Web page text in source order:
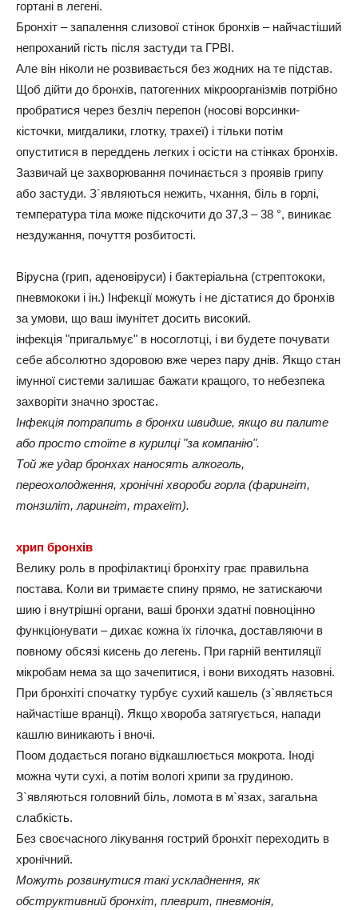
гортані в легені.
Бронхіт – запалення слизової стінок бронхів – найчастіший
непроханий гість після застуди та ГРВІ.
Але він ніколи не розвивається без жодних на те підстав.
Щоб дійти до бронхів, патогенних мікроорганізмів потрібно
пробратися через безліч перепон (носові ворсинки-
кісточки, мигдалики, глотку, трахеї) і тільки потім
опуститися в переддень легких і осісти на стінках бронхів.
Зазвичай це захворювання починається з проявів грипу
або застуди. З`являються нежить, чхання, біль в горлі,
температура тіла може підскочити до 37,3 – 38 °, виникає
нездужання, почуття розбитості.
Вірусна (грип, аденовіруси) і бактеріальна (стрептококи,
пневмококи і ін.) Інфекції можуть і не дістатися до бронхів
за умови, що ваш імунітет досить високий.
інфекція "пригальмує" в носоглотці, і ви будете почувати
себе абсолютно здоровою вже через пару днів. Якщо стан
імунної системи залишає бажати кращого, то небезпека
захворіти значно зростає.
Інфекція потрапить в бронхи швидше, якщо ви палите
або просто стоїте в курилці "за компанію".
Той же удар бронхах наносять алкоголь,
переохолодження, хронічні хвороби горла (фарингіт,
тонзиліт, ларингіт, трахеїт).
хрип бронхів
Велику роль в профілактиці бронхіту грає правильна
постава. Коли ви тримаєте спину прямо, не затискаючи
шию і внутрішні органи, ваші бронхи здатні повноцінно
функціонувати – дихає кожна їх гілочка, доставляючи в
повному обсязі кисень до легень. При гарній вентиляції
мікробам нема за що зачепитися, і вони виходять назовні.
При бронхіті спочатку турбує сухий кашель (з`являється
найчастіше вранці). Якщо хвороба затягується, напади
кашлю виникають і вночі.
Поом додається погано відкашлюється мокрота. Іноді
можна чути сухі, а потім вологі хрипи за грудиною.
З`являються головний біль, ломота в м`язах, загальна
слабкість.
Без своєчасного лікування гострий бронхіт переходить в
хронічний.
Можуть розвинутися такі ускладнення, як
обструктивний бронхіт, плеврит, пневмонія,